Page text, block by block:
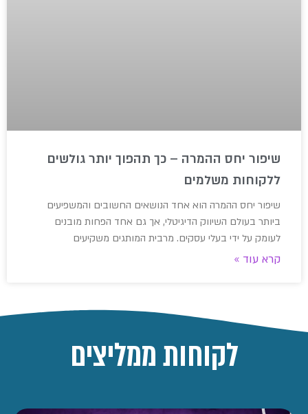
שיפור יחס ההמרה – כך תהפוך יותר גולשים
ללקוחות משלמים
שיפור יחס ההמרה הוא אחד הנושאים החשובים והמשפיעים
ביותר בעולם השיווק הדיגיטלי, אך גם אחד הפחות מובנים
לעומק על ידי בעלי עסקים. מרבית המותגים משקיעים
קרא עוד »
לקוחות ממליצים